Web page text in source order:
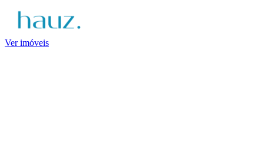
Ver imóveis